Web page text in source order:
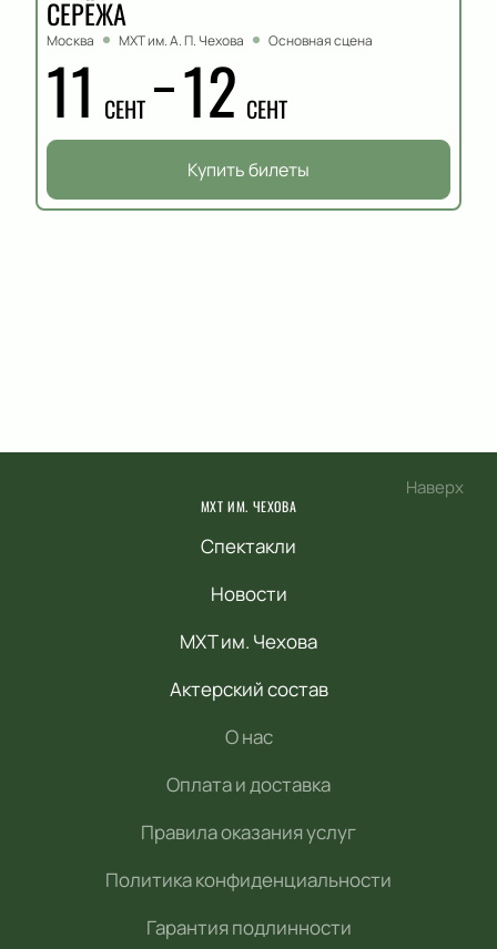
СЕРЁЖА
Москва МХТ им. А. П. Чехова Основная сцена
11 СЕНТ 12 СЕНТ
Купить билеты
Наверх
МХТ ИМ. ЧЕХОВА
Спектакли
Новости
МХТ им. Чехова
Актерский состав
О нас
Оплата и доставка
Правила оказания услуг
Политика конфиденциальности
Гарантия подлинности